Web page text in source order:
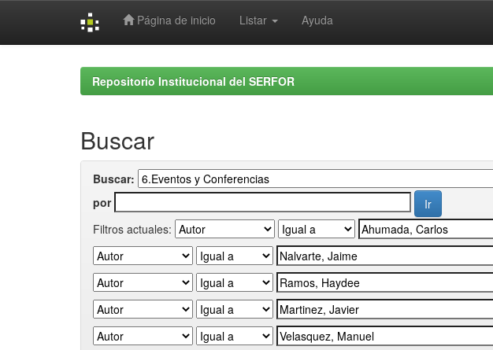
Página de inicio Listar Ayuda
Repositorio Institucional del SERFOR
Buscar
Buscar:
por
Filtros actuales: